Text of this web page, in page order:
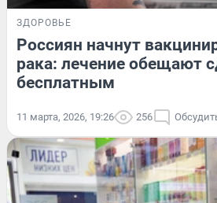
ЗДОРОВЬЕ
Россиян начнут
рака: лечение обещают
бесплатным
11 марта, 2026, 19:26 256